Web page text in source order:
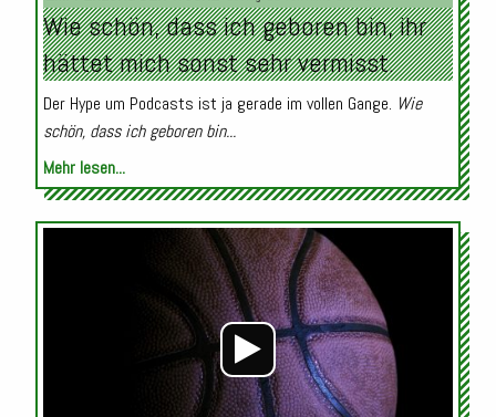
Wie schön, dass ich geboren bin, ihr
hättet mich sonst sehr vermisst.
Der Hype um Podcasts ist ja gerade im vollen Gange. Wie
schön, dass ich geboren bin...
Mehr lesen...
Audio-
Player